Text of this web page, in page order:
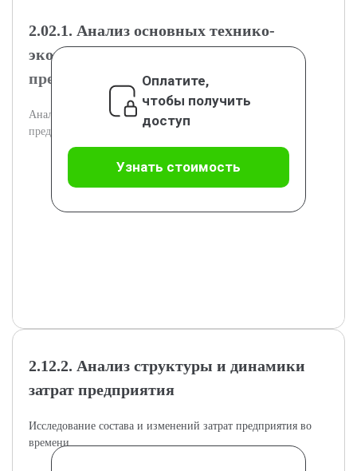
2.02.1. Анализ основных технико-
экономических показателей
предприятия
Анализ состояния технико-экономических показателей
предприятия.
Оплатите,
чтобы получить
доступ
Узнать стоимость
2.12.2. Анализ структуры и динамики
затрат предприятия
Исследование состава и изменений затрат предприятия во
времени.